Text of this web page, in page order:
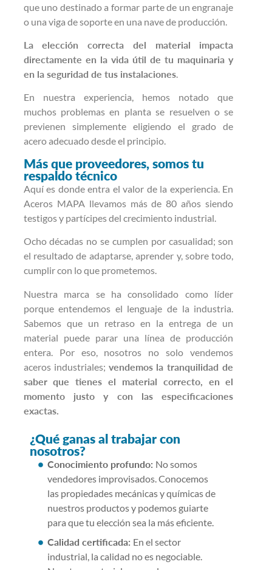
que uno destinado a formar parte de un engranaje
o una viga de soporte en una nave de producción.
La elección correcta del material impacta
directamente en la vida útil de tu maquinaria y
en la seguridad de tus instalaciones.
En nuestra experiencia, hemos notado que
muchos problemas en planta se resuelven o se
previenen simplemente eligiendo el grado de
acero adecuado desde el principio.
Más que proveedores, somos tu
respaldo técnico
Aquí es donde entra el valor de la experiencia. En
Aceros MAPA llevamos más de 80 años siendo
testigos y partícipes del crecimiento industrial.
Ocho décadas no se cumplen por casualidad; son
el resultado de adaptarse, aprender y, sobre todo,
cumplir con lo que prometemos.
Nuestra marca se ha consolidado como líder
porque entendemos el lenguaje de la industria.
Sabemos que un retraso en la entrega de un
material puede parar una línea de producción
entera. Por eso, nosotros no solo vendemos
aceros industriales; vendemos la tranquilidad de
saber que tienes el material correcto, en el
momento justo y con las especificaciones
exactas.
¿Qué ganas al trabajar con
nosotros?
Conocimiento profundo: No somos
vendedores improvisados. Conocemos
las propiedades mecánicas y químicas de
nuestros productos y podemos guiarte
para que tu elección sea la más eficiente.
Calidad certificada: En el sector
industrial, la calidad no es negociable.